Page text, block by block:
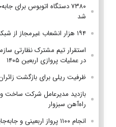
۷۳۸۰ دستگاه اتوبوس برای
شد
۱۹۴ هزار انشعاب غیرمجاز از شبکه برق جمع‌آوری شد
استقرار تیم مشترک نظارتی
در عملیات پروازی اربعین ۱۴۰۵
ظرفیت ریلی برای بازگشت
بازدید مدیرعامل شرکت ساخت
راه‌آهن سبزوار
انجام ۱۱۰۰ پرواز اربعینی و جابه‌جایی ۱۴۱ هزار زائر تا ۱۲ مرداد